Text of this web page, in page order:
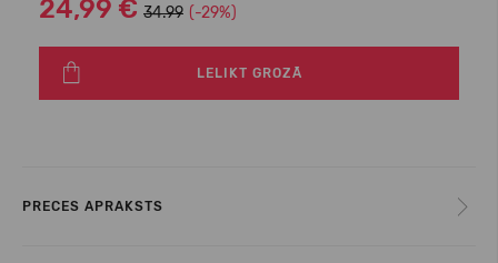
24,99 € 34.99 (-29%)
LELIKT GROZĀ
PRECES APRAKSTS